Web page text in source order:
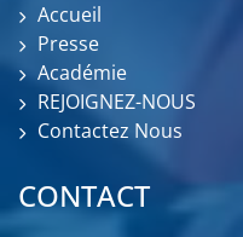
Accueil
Presse
Académie
REJOIGNEZ-NOUS
Contactez Nous
CONTACT